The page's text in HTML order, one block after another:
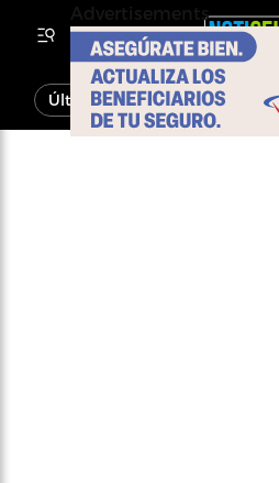
Última Hora Noticias
Advertisements